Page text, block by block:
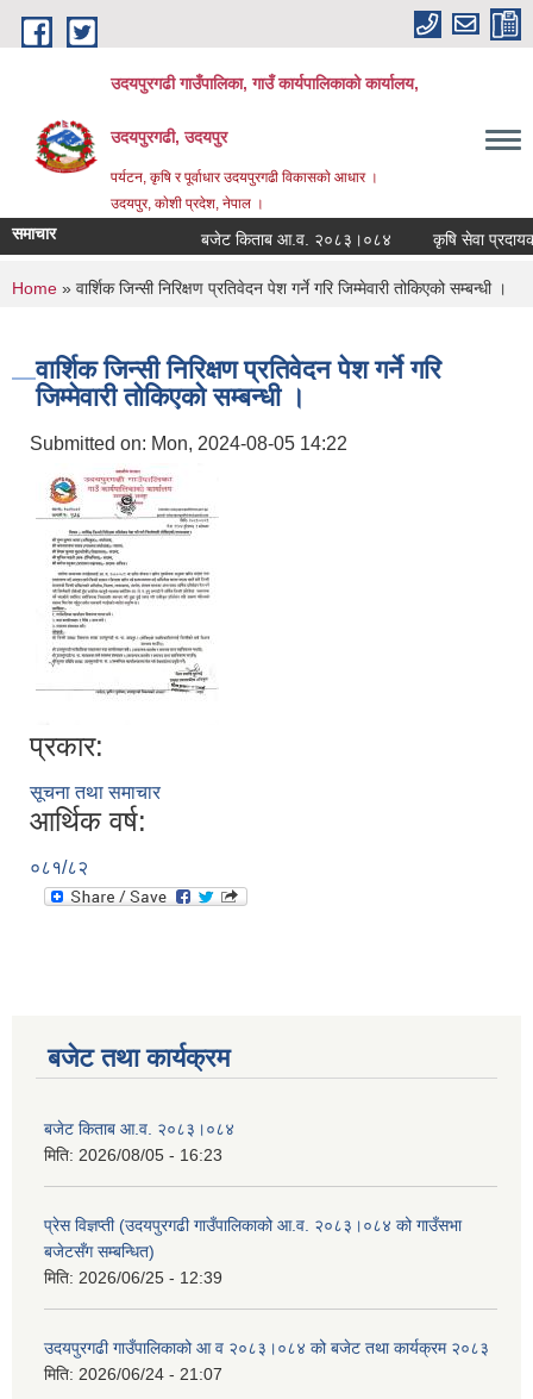
Skip to main content
उदयपुरगढी गाउँपालिका, गाउँ कार्यपालिकाको कार्यालय,
उदयपुरगढी, उदयपुर
पर्यटन, कृषि र पूर्वाधार उदयपुरगढी विकासकाे आधार ।
उदयपुर, काेशी प्रदेश, नेपाल ।
समाचार बजेट किताब आ.व. २०८३।०८४ कृषि सेवा
You are here
Home » वार्शिक जिन्सी निरिक्षण प्रतिवेदन पेश गर्ने गरि जिम्मेवारी तोकिएको सम्बन्धी ।
वार्शिक जिन्सी निरिक्षण प्रतिवेदन पेश गर्ने गरि
जिम्मेवारी तोकिएको सम्बन्धी ।
Submitted on: Mon, 2024-08-05 14:22
प्रकार:
सूचना तथा समाचार
आर्थिक वर्ष:
०८१/८२
बजेट तथा कार्यक्रम
बजेट किताब आ.व. २०८३।०८४
मिति: 2026/08/05 - 16:23
प्रेस विज्ञप्ती (उदयपुरगढी गाउँपालिकाको आ.व. २०८३।०८४ को गाउँसभा
बजेटसँग सम्बन्धित)
मिति: 2026/06/25 - 12:39
उदयपुरगढी गाउँपालिकाको आ व २०८३।०८४ को बजेट तथा कार्यक्रम २०८३
मिति: 2026/06/24 - 21:07